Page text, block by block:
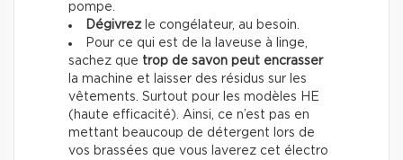
pompe.
Dégivrez le congélateur, au besoin.
Pour ce qui est de la laveuse à linge,
sachez que trop de savon peut encrasser
la machine et laisser des résidus sur les
vêtements. Surtout pour les modèles HE
(haute efficacité). Ainsi, ce n’est pas en
mettant beaucoup de détergent lors de
vos brassées que vous laverez cet électro